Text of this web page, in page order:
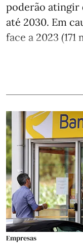
poderão atingir
até 2030. Em
face a 2023
Empresas